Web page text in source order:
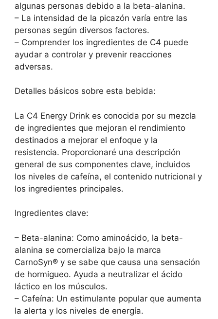
algunas personas debido a la beta-alanina.
– La intensidad de la picazón varía entre las
personas según diversos factores.
– Comprender los ingredientes de C4 puede
ayudar a controlar y prevenir reacciones
adversas.
Detalles básicos sobre esta bebida:
La C4 Energy Drink es conocida por su mezcla
de ingredientes que mejoran el rendimiento
destinados a mejorar el enfoque y la
resistencia. Proporcionaré una descripción
general de sus componentes clave, incluidos
los niveles de cafeína, el contenido nutricional y
los ingredientes principales.
Ingredientes clave:
– Beta-alanina: Como aminoácido, la beta-
alanina se comercializa bajo la marca
CarnoSyn® y se sabe que causa una sensación
de hormigueo. Ayuda a neutralizar el ácido
láctico en los músculos.
– Cafeína: Un estimulante popular que aumenta
la alerta y los niveles de energía.